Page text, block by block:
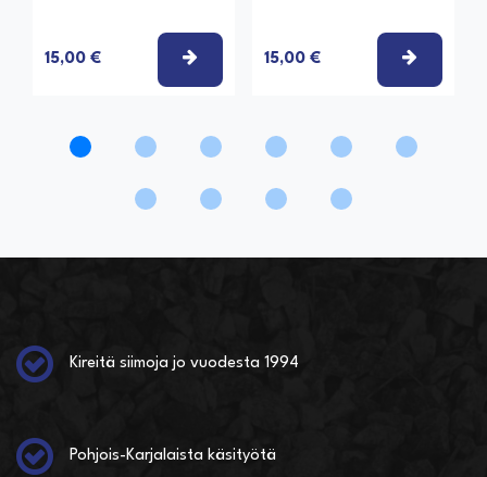
15,00 € VALITSE VAIHTOEHTO
15,00 €
Kireitä siimoja jo vuodesta 1994
Pohjois-Karjalaista käsityötä